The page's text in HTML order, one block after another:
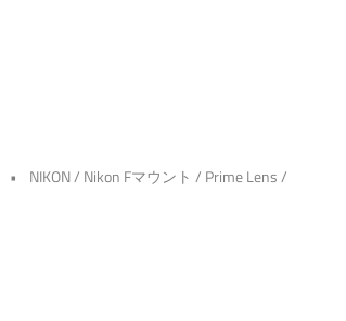
NIKON/ Nikon Fマウント / Prime Lens/